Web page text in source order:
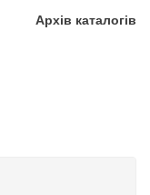
Архів каталогів